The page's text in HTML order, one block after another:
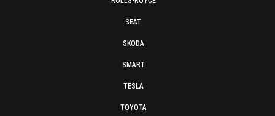
SEAT
SKODA
SMART
TESLA
TOYOTA